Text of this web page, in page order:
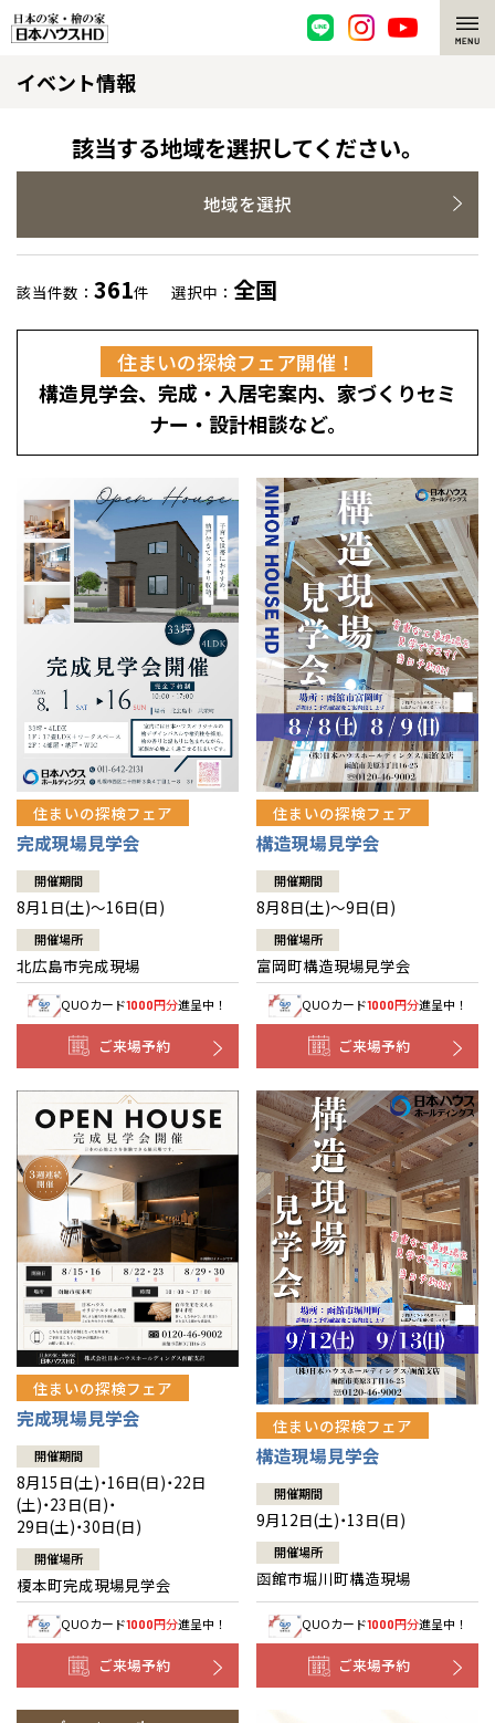
脱炭素・檜の家
環境にやさしい、脱炭素社会の住宅
耐震構造
高耐久住宅
高断熱・高気密の家
エネルギー自給自足
感謝訪問・長期保証
直営工事
1メーターモジュール
冷暖房標準装備
24時間対応コールセンター
デザイン賞各種受賞
セントラルヒーティング
選ばれる理由
檜の魅力 トップ
檜と日本人
1000年を超えて生きる檜
知られざる檜の効果・作用
理想の木材「檜」
注文住宅
グレートステージ
平屋の家
外観・インテリア集
暮らし方提案
住まいのコラム
住まいのお手入れ集
リフォーム トップ
選ばれる理由
リフォームの流れ
介護保険利用で快適リフォーム
賃貸併用住宅のメリット
安心のサポートシステム
展示場案内
分譲住宅・土地
分譲マンション
分譲マンション トップ
ワザックとは
高い信頼性
安心の管理体制
ギャラリー
会社情報
会社情報 トップ
ニュースリリース
代表ごあいさつ
企業理念
会社概要
事業部紹介
IR情報
木材調達指針
グループ会社紹介
CMギャラリー
採用情報
お問い合わせ
会員サイト
イベント情報
該当する地域を選択してください。
地域を選択
該当件数： 361件 選択中： 全国
住まいの探検フェア開催！
構造見学会、完成・入居宅案内、家づくりセミ
ナー・設計相談など。
住まいの探検フェア
完成現場見学会
開催期間
8月1日(土)～16日(日)
開催場所
北広島市完成現場
QUOカード1000円分進呈中！
ご来場予約
住まいの探検フェア
構造現場見学会
開催期間
8月8日(土)～9日(日)
開催場所
富岡町構造現場見学会
QUOカード1000円分進呈中！
ご来場予約
住まいの探検フェア
完成現場見学会
開催期間
8月15日(土)・16日(日)・22日
(土)・23日(日)・
29日(土)・30日(日)
開催場所
榎本町完成現場見学会
QUOカード1000円分進呈中！
ご来場予約
住まいの探検フェア
構造現場見学会
開催期間
9月12日(土)・13日(日)
開催場所
函館市堀川町構造現場
QUOカード1000円分進呈中！
ご来場予約